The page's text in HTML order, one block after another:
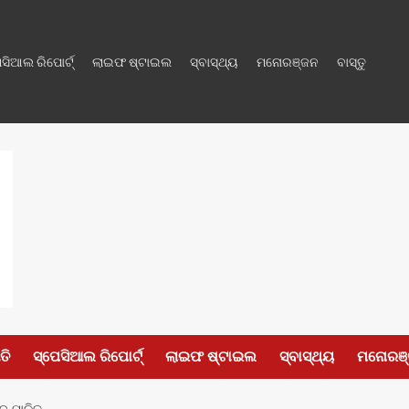
ରିପୋର୍ଟ୍ ଲାଇଫ ଷ୍ଟାଇଲ ସ୍ବାସ୍ଥ୍ୟ ମନୋରଞ୍ଜନ ବାସ୍ତୁ
ସ୍ପେସିଆଲ ରିପୋର୍ଟ୍ ଲାଇଫ ଷ୍ଟାଇଲ ସ୍ବାସ୍ଥ୍ୟ